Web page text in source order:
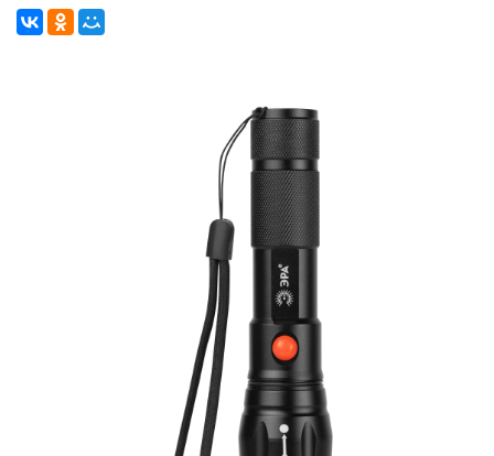
ЭЛЕКТРОЗВОНКИ И АКСЕССУАРЫ
ЭЛЕКТРОУСТАНОВОЧНЫЕ
ЭЛЕМЕНТЫ ПИТАНИЯ
ОПЛАТА И ДОСТАВКА